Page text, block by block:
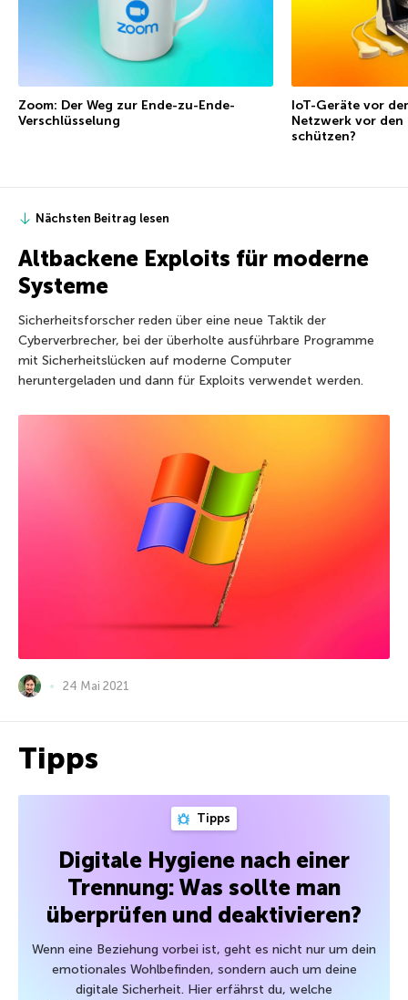
Zoom: Der Weg zur Ende-zu-Ende-
Verschlüsselung
IoT-Geräte vor
Netzwerk vor den
schützen?
Nächsten Beitrag lesen
Altbackene Exploits für moderne
Systeme
Sicherheitsforscher reden über eine neue Taktik der
Cyberverbrecher, bei der überholte ausführbare Programme
mit Sicherheitslücken auf moderne Computer
heruntergeladen und dann für Exploits verwendet werden.
24 Mai 2021
Tipps
Tipps
Digitale Hygiene nach einer
Trennung: Was sollte man
überprüfen und deaktivieren?
Wenn eine Beziehung vorbei ist, geht es nicht nur um dein
emotionales Wohlbefinden, sondern auch um deine
digitale Sicherheit. Hier erfährst du, welche